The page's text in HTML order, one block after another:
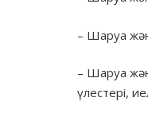
– Шаруа
– Шаруа
үлестері,